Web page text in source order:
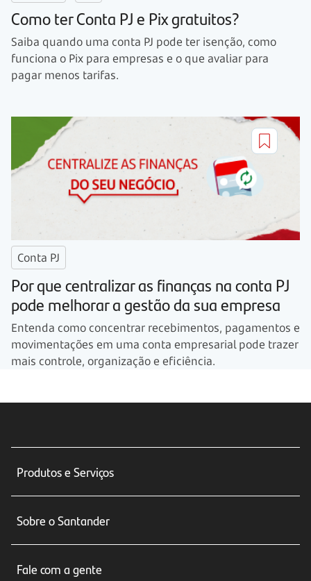
Como ter Conta PJ e Pix gratuitos?
Saiba quando uma conta PJ pode ter isenção, como
funciona o Pix para empresas e o que avaliar para
pagar menos tarifas.
Conta PJ
Por que centralizar as finanças na conta PJ
pode melhorar a gestão da sua empresa
Entenda como concentrar recebimentos, pagamentos e
movimentações em uma conta empresarial pode trazer
mais controle, organização e eficiência.
Produtos e Serviços
Seguros
Sobre o Santander
Fale com a gente